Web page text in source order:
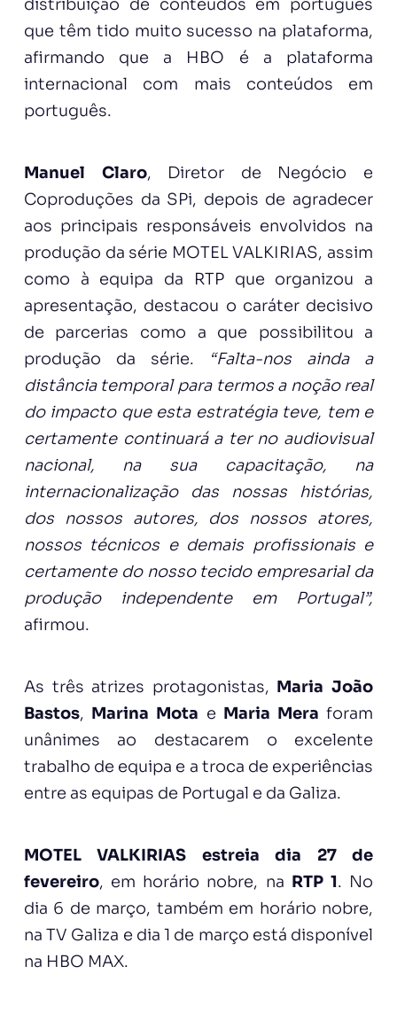
distribuição de conteúdos em português
que têm tido muito sucesso na plataforma,
afirmando que a HBO é a plataforma
internacional com mais conteúdos em
português.
Manuel Claro, Diretor de Negócio e
Coproduções da SPi, depois de agradecer
aos principais responsáveis envolvidos na
produção da série MOTEL VALKIRIAS, assim
como à equipa da RTP que organizou a
apresentação, destacou o caráter decisivo
de parcerias como a que possibilitou a
produção da série.
“Falta-nos ainda a
distância temporal para termos a noção real
do impacto que esta estratégia teve, tem e
certamente continuará a ter no audiovisual
nacional, na sua capacitação, na
internacionalização das nossas histórias,
dos nossos autores, dos nossos atores,
nossos técnicos e demais profissionais e
certamente do nosso tecido empresarial da
produção independente em Portugal”,
afirmou.
As três atrizes protagonistas, Maria João
Bastos, Marina Mota e Maria Mera foram
unânimes ao destacarem o excelente
trabalho de equipa e a troca de experiências
entre as equipas de Portugal e da Galiza.
MOTEL VALKIRIAS
estreia dia 27 de
fevereiro, em horário nobre, na RTP 1. No
dia 6 de março, também em horário nobre,
na TV Galiza e dia 1 de março está disponível
na HBO MAX.